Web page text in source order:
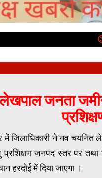
जनता
में जिलाधिकारी ने नव
प्रशिक्षण जनपद स्तर पर
हरदोई में दिया जाएगा ।